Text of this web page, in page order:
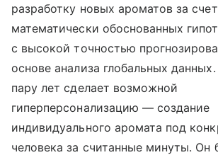
разработку новых ароматов за
математически обоснованных
с высокой точностью
основе анализа глобальных
пару лет сделает возможной
гиперперсонализацию — создание
индивидуального аромата под
человека за считанные минуты. Он